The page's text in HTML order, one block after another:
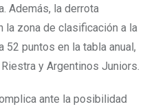
Además, la derrota
la zona de clasificación a la
52 puntos en la tabla anual,
y Argentinos Juniors.
ante la posibilidad